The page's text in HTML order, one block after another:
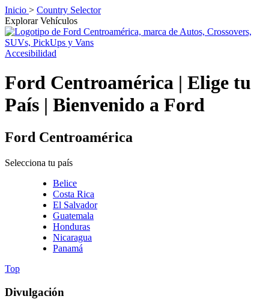
Inicio > Country Selector
Explorar Vehículos
Accesibilidad
Ford Centroamérica | Elige tu
País | Bienvenido a Ford
Ford Centroamérica
Selecciona tu país
Belice
Costa Rica
El Salvador
Guatemala
Honduras
Nicaragua
Panamá
Top
Divulgación